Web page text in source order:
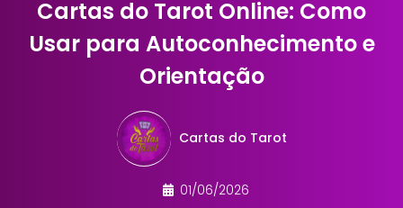
Cartas do Tarot Online: Como
Usar para Autoconhecimento e
Orientação
Cartas do Tarot
01/06/2026